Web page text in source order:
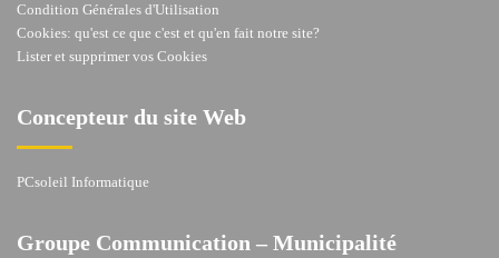
Condition Générales d'Utilisation
Cookies: qu'est ce que c'est et qu'en fait notre site?
Lister et supprimer vos Cookies
Concepteur du site Web
PCsoleil Informatique
Groupe Communication – Municipalité